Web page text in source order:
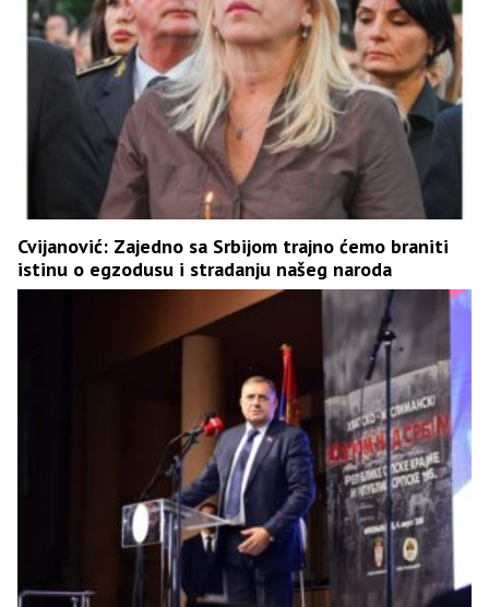
Cvijanović: Zajedno sa Srbijom trajno ćemo braniti
istinu o egzodusu i stradanju našeg naroda